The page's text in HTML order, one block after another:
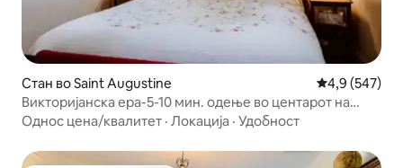
Стан во Saint Augustine Просечна
4,9 (547)
Викторијанска ера-5-10 мин. одење во центарот на
градот атракции
Однос цена/квалитет · Локација · Удобност